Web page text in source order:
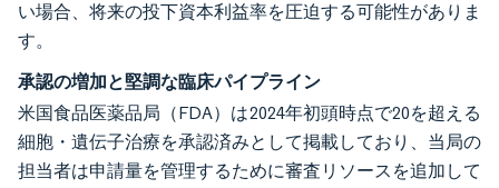
い場合、将来の投下資本利益率を圧迫する可能性がありま
す。
承認の増加と堅調な臨床パイプライン
米国食品医薬品局（FDA）は2024年初頭時点で20を超える
細胞・遺伝子治療を承認済みとして掲載しており、当局の
担当者は申請量を管理するために審査リソースを追加して